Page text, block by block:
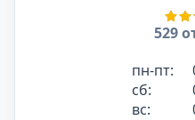
529
пн-пт:
сб:
вс: